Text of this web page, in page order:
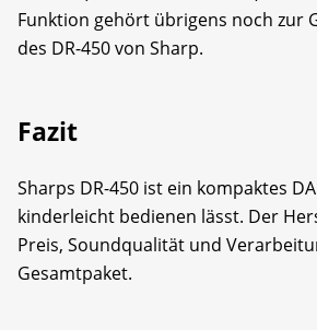
Funktion gehört übrigens noch zur
des DR-450 von Sharp.
Fazit
Sharps DR-450 ist ein kompaktes
kinderleicht bedienen lässt. Der
Preis, Soundqualität und
Gesamtpaket.